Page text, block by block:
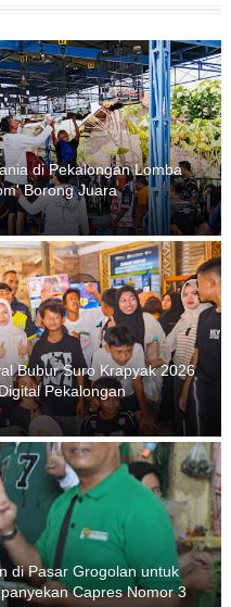
di Pekalongan Lomba
Borong Juara
Bubur Suro Krapyak 2026
Pekalongan
di Pasar Grogolan untuk
Capres Nomor 3